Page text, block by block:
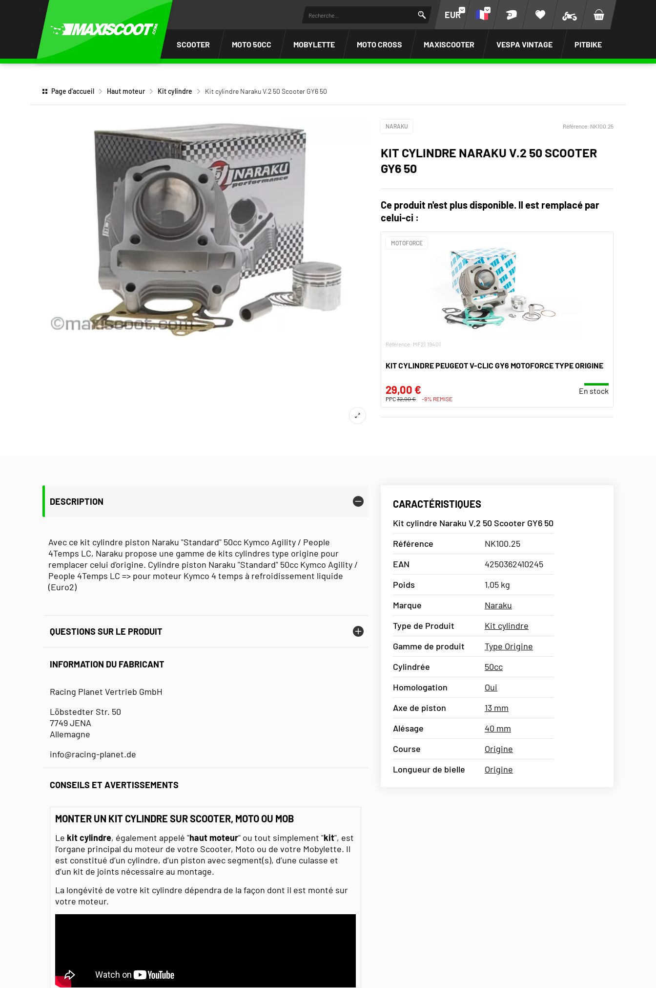
EUR
SCOOTER MOTO 50CC MOBYLETTE MOTO CROSS MAXISCOOTER VESPA VINTAGE PITBIKE
Page d'accueil Haut moteur Kit cylindre Kit cylindre Naraku V.2 50 Scooter GY6 50
NARAKU Référence: NK100.25
KIT CYLINDRE NARAKU V.2 50 SCOOTER
GY6 50
Ce produit n'est plus disponible. Il est remplacé par
celui-ci :
MOTOFORCE
Référence: MF21.19401
KIT CYLINDRE PEUGEOT V-CLIC GY6 MOTOFORCE TYPE ORIGINE
29,00 € En stock
PPC32,00 € -9% REMISE
DESCRIPTION
Avec ce kit cylindre piston Naraku "Standard" 50cc Kymco Agility / People
4Temps LC, Naraku propose une gamme de kits cylindres type origine pour
remplacer celui d'origine. Cylindre piston Naraku "Standard" 50cc Kymco Agility /
People 4Temps LC => pour moteur Kymco 4 temps à refroidissement liquide
(Euro2)
QUESTIONS SUR LE PRODUIT
INFORMATION DU FABRICANT
Racing Planet Vertrieb GmbH
Löbstedter Str. 50
7749 JENA
Allemagne
info@racing-planet.de
CONSEILS ET AVERTISSEMENTS
MONTER UN KIT CYLINDRE SUR SCOOTER, MOTO OU MOB
Le kit cylindre, également appelé "haut moteur" ou tout simplement "kit", est
l’organe principal du moteur de votre Scooter, Moto ou de votre Mobylette. Il
est constitué d’un cylindre, d’un piston avec segment(s), d’une culasse et
d’un kit de joints nécessaire au montage.
La longévité de votre kit cylindre dépendra de la façon dont il est monté sur
votre moteur.
CARACTÉRISTIQUES
Kit cylindre Naraku V.2 50 Scooter GY6 50
Référence
NK100.25
EAN
4250362410245
Poids
1,05 kg
Marque
Naraku
Type de Produit
Kit cylindre
Gamme de produit
Type Origine
Cylindrée
50cc
Homologation
Oui
Axe de piston
13 mm
Alésage
40 mm
Course
Origine
Longueur de bielle
Origine